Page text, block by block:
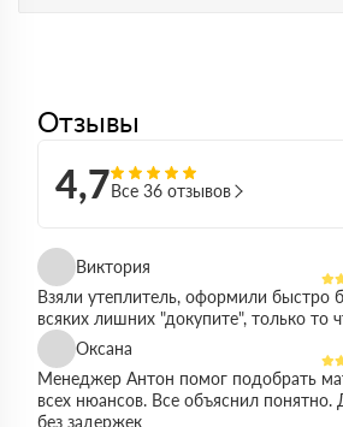
Отзывы
4,7Все 36 отзывов
Виктория
Взяли утеплитель, оформили быстро
всяких лишних "докупите", только то
Оксана
Менеджер Антон помог подобрать
всех нюансов. Все объяснил понятно.
без задержек